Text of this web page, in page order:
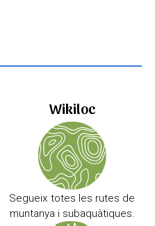
Wikiloc
Segueix totes les rutes de
muntanya i subaquàtiques.